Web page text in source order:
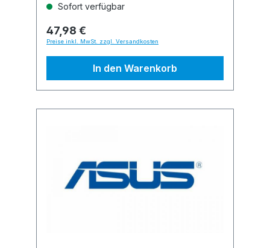
Sofort verfügbar
47,98 €
Preise inkl. MwSt. zzgl. Versandkosten
In den Warenkorb